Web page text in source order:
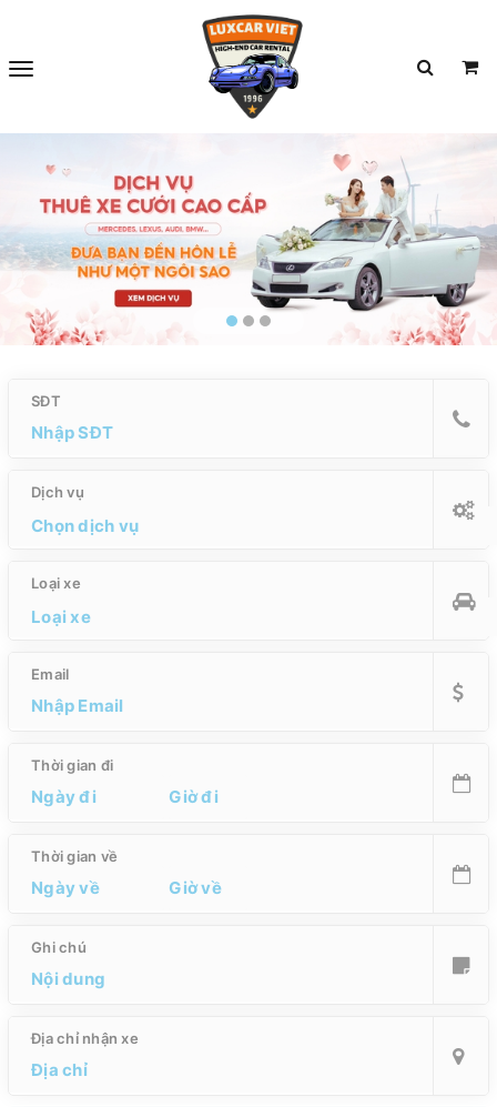
SĐT
Dịch vụ
Loại xe
Email
Thời gian đi
Thời gian về
Ghi chú
Địa chỉ nhận xe